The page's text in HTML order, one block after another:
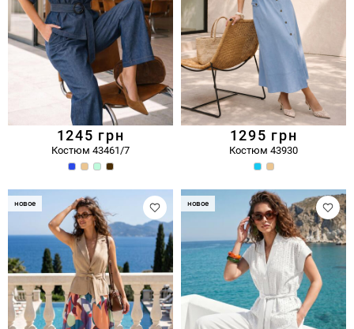
1245 грн
Костюм 43461/7
1295 грн
Костюм 43930
новое новое